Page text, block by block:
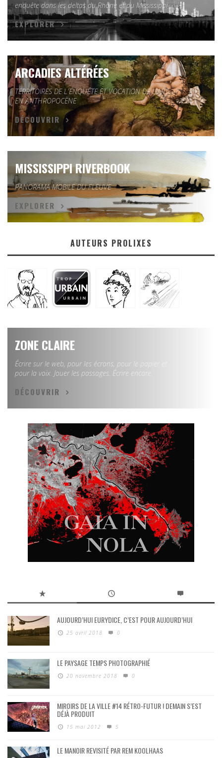
enquête dans les deltas du Rhône et du Mississippi
EXPLORER
ARCADIES ALTÉRÉES
TERRITOIRES DE L'ENQUÊTE ET VOCATION DE L'ART
EN ANTHROPOCÈNE
DÉCOUVRIR
MISSISSIPPI RIVERBOOK
PANORAMA MOBILE DU FLEUVE
EXPLORER
AUTEURS PROLIXES
ZONE CLAIRE
Écrire sur le web, pour les écrans, pour le papier et
pour la voix. Jouer les passages. Écrire encore.
DÉCOUVRIR
AUJOURD’HUI EURYDICE, C’EST POUR AUJOURD’HUI
25 avril 2018 0
LE PAYSAGE TEMPS PHOTOGRAPHIÉ
20 novembre 2018 0
MIROIRS DE LA VILLE #14 RÉTRO-FUTUR ! DEMAIN S’EST
DÉJÀ PRODUIT
15 mai 2012 5
LE MANOIR REVISITÉ PAR REM KOOLHAAS